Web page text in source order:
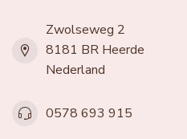
Zwolseweg 2
8181 BR Heerde
Nederland
0578 693 915